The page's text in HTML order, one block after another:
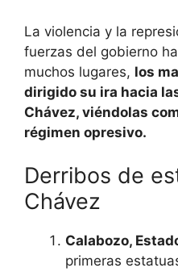
La violencia y la
fuerzas del gobierno
muchos lugares, los
dirigido su ira hacia
Chávez, viéndolas
régimen opresivo.
Derribos de
Chávez
Calabozo,
primeras